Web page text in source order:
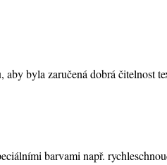
aby byla zaručená dobrá čitelnost
barvami např.